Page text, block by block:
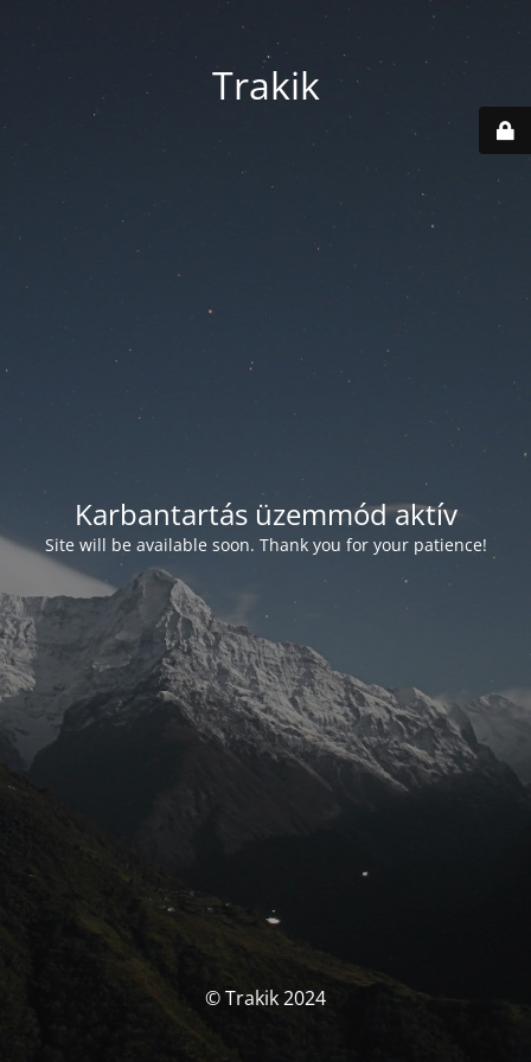
Trakik
Karbantartás üzemmód aktív
Site will be available soon. Thank you for your patience!
© Trakik 2024